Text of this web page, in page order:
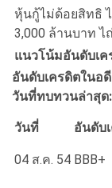
หุ้นกู้ไม่ด้อยสิทธิ
3,000 ล้านบาท
แนวโน้มอันดับเค
อันดับเครดิตในอ
วันที่ทบทวนล่าสุด:
วันที่ อัน
04 ส.ค. 54 BBB+